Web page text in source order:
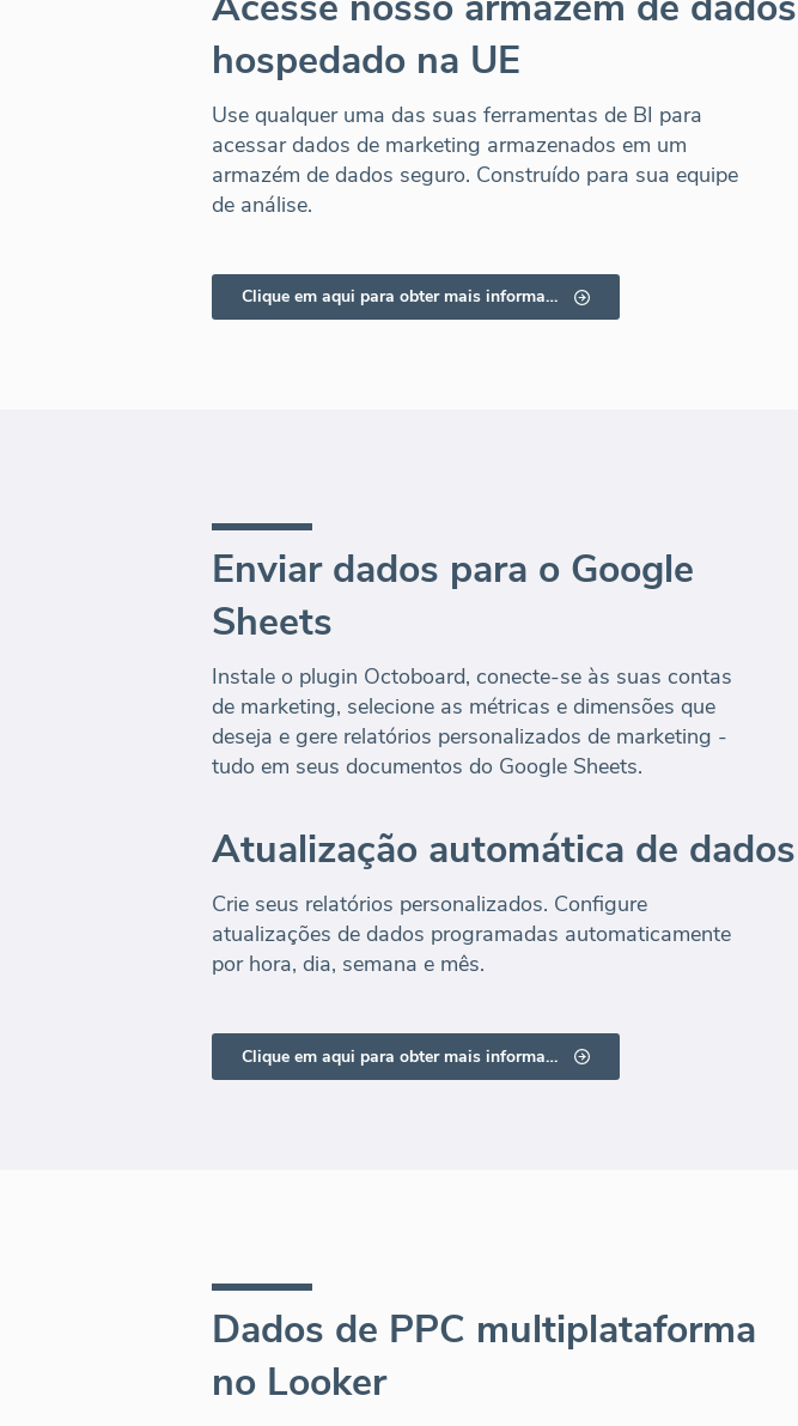
hospedado na UE
Use qualquer uma das suas ferramentas de BI para
acessar dados de marketing armazenados em um
armazém de dados seguro. Construído para sua equipe
de análise.
Clique em aqui para obter mais informações
Enviar dados para o Google
Sheets
Instale o plugin Octoboard, conecte-se às suas contas
de marketing, selecione as métricas e dimensões que
deseja e gere relatórios personalizados de marketing -
tudo em seus documentos do Google Sheets.
Atualização automática de dados
Crie seus relatórios personalizados. Configure
atualizações de dados programadas automaticamente
por hora, dia, semana e mês.
Clique em aqui para obter mais informações
Dados de PPC multiplataforma
no Looker